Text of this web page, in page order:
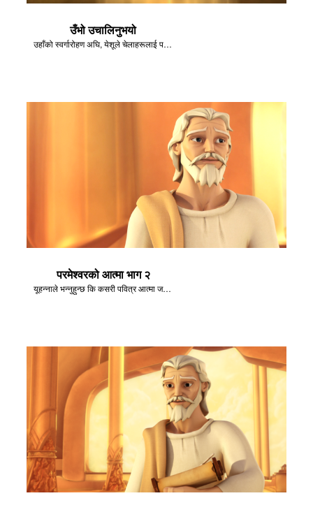
उँभो उचालिनुभयो
उहाँको स्वर्गारोहण अघि, येशूले चेलाहरूलाई पवित्र आत्माको बारेमा बताउनुहुन्छ।
परमेश्वरको आत्मा भाग २
यूहन्नाले भन्नुहुन्छ कि कसरी पवित्र आत्मा जताततै हुनुहुन्छ, मार्गदर्शन र सल्लाह